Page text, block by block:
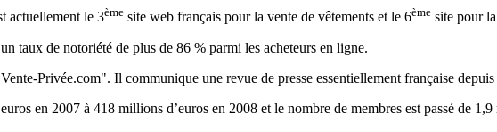
actuellement le 3ème site web français pour la vente de vêtements et le 6ème site pour
taux de notoriété de plus de 86 % parmi les acheteurs en ligne.
Privée.com". Il communique une revue de presse essentiellement française
en 2007 à 418 millions d’euros en 2008 et le nombre de membres est passé de